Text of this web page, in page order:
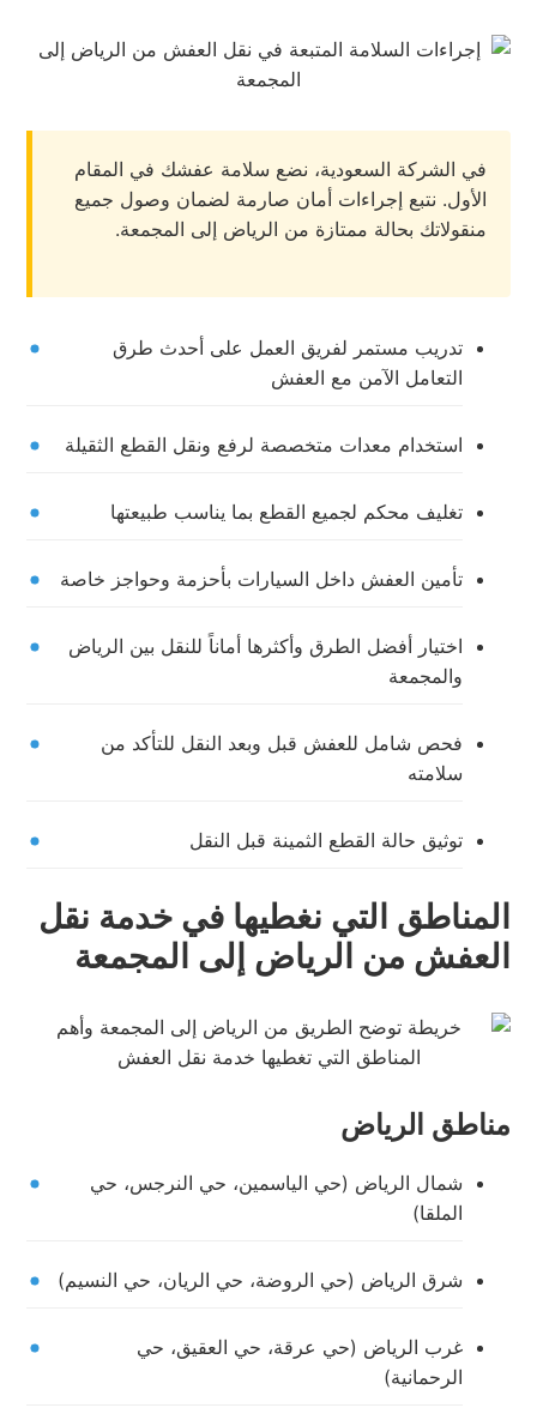
في الشركة السعودية، نضع سلامة عفشك في المقام
الأول. نتبع إجراءات أمان صارمة لضمان وصول جميع
منقولاتك بحالة ممتازة من الرياض إلى المجمعة.
تدريب مستمر لفريق العمل على أحدث طرق
التعامل الآمن مع العفش
استخدام معدات متخصصة لرفع ونقل القطع الثقيلة
تغليف محكم لجميع القطع بما يناسب طبيعتها
تأمين العفش داخل السيارات بأحزمة وحواجز خاصة
اختيار أفضل الطرق وأكثرها أماناً للنقل بين الرياض
والمجمعة
فحص شامل للعفش قبل وبعد النقل للتأكد من
سلامته
توثيق حالة القطع الثمينة قبل النقل
المناطق التي نغطيها في خدمة نقل
العفش من الرياض إلى المجمعة
مناطق الرياض
شمال الرياض (حي الياسمين، حي النرجس، حي
الملقا)
شرق الرياض (حي الروضة، حي الريان، حي النسيم)
غرب الرياض (حي عرقة، حي العقيق، حي
الرحمانية)